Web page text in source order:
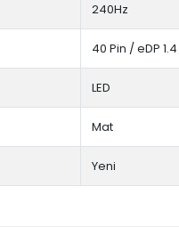
240Hz
40 Pin / eDP 1.4
LED
Mat
Yeni